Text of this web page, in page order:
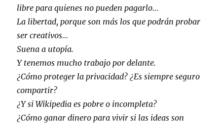
libre para quienes no pueden pagarlo…
La libertad, porque son más los que podrán probar
ser creativos…
Suena a utopía.
Y tenemos mucho trabajo por delante.
¿Cómo proteger la privacidad? ¿Es siempre seguro
compartir?
¿Y si Wikipedia es pobre o incompleta?
¿Cómo ganar dinero para vivir si las ideas son